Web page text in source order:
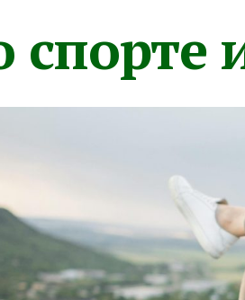
спорте